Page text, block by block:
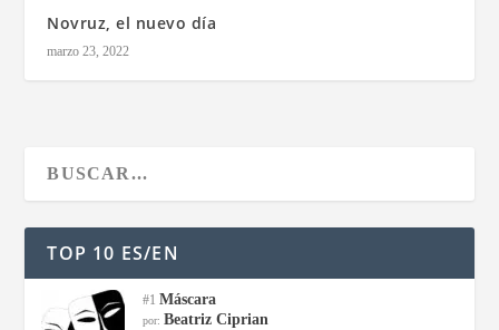
Novruz, el nuevo día
marzo 23, 2022
TOP 10 ES/EN
#1Máscara
por:Beatriz Ciprian